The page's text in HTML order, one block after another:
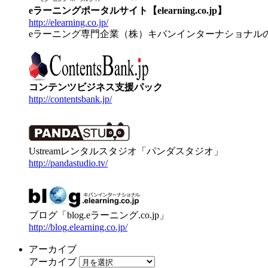
eラーニングポータルサイト【elearning.co.jp】
http://elearning.co.jp/
eラーニング専門企業（株）キバンインターナショナル
コンテンツビジネス支援パック
http://contentsbank.jp/
Ustreamレンタルスタジオ「パンダスタジオ」
http://pandastudio.tv/
ブログ「blog.eラーニング.co.jp」
http://blog.elearning.co.jp/
アーカイブ
アーカイブ